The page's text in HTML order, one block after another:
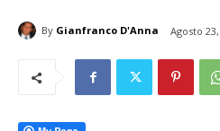
By Gianfranco D'Anna Agosto